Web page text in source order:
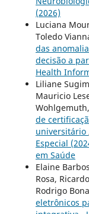
(2026)
Luciana
Toledo
das
decisão a
Health
Liliane
Mauricio
de
universitário
Especial
em Saúde
Elaine
Rosa,
Rodrigo
eletrônicos